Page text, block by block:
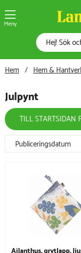
Meny
Hem Hem &
Julpynt
TILL STARTSIDAN
Publiceringsdatum